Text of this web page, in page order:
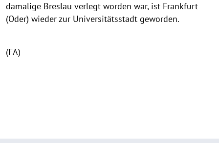
damalige Breslau verlegt worden war, ist Frankfurt
(Oder) wieder zur Universitätsstadt geworden.
(FA)